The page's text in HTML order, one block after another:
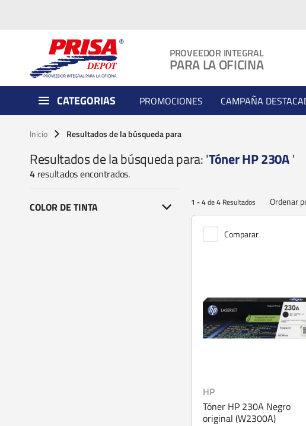
PROVEEDOR INTEGRAL
PARA LA OFICINA
CATEGORIAS PROMOCIONES CAMPAÑA
Inicio Resultados de la búsqueda para
Resultados de la búsqueda para: 'Tóner HP 230A'
4resultados encontrados.
COLOR DE TINTA 1 - 4de4 Resultados Ordenar
Comparar
HP
Tóner HP 230A Negro
original (W2300A)